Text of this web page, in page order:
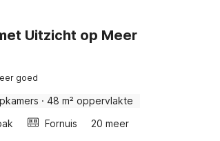
Uitzicht op Meer
goed
· 48 m² oppervlakte
Fornuis 20 meer